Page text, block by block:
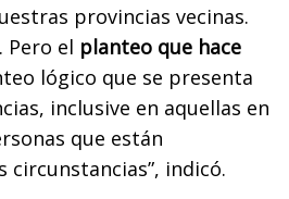
provincias vecinas.
Pero el planteo que hace
lógico que se presenta
inclusive en aquellas en
que están
circunstancias”, indicó.